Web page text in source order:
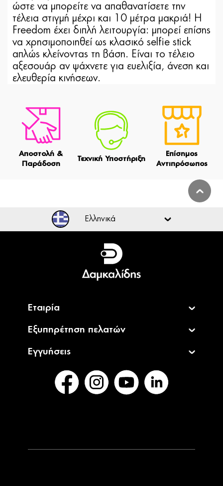
ώστε να μπορείτε να απαθανατίσετε την
τέλεια στιγμή μέχρι και 10 μέτρα μακριά! Η
Freedom έχει διπλή λειτουργία: μπορεί επίσης
να χρησιμοποιηθεί ως κλασικό selfie stick
απλώς κλείνοντας τη βάση. Είναι το τέλειο
αξεσουάρ αν ψάχνετε για ευελιξία, άνεση και
ελευθερία κινήσεων.
Αποστολή &
Παράδοση
Τεχνική Υποστήριξη
Επίσημος
Αντιπρόσωπος
Ελληνικά
Ελληνικά
English
Εταιρία
Εξυπηρέτηση πελατών
Εγγυήσεις